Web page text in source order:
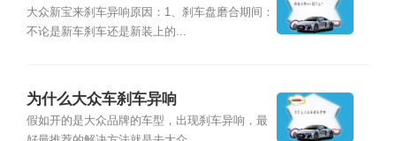
大众新宝来刹车异响原因：1、刹车盘磨合期间：
不论是新车刹车还是新装上的...
为什么大众车刹车异响
假如开的是大众品牌的车型，出现刹车异响，最